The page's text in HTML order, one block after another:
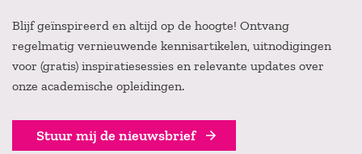
Blijf geïnspireerd en altijd op de hoogte! Ontvang
regelmatig vernieuwende kennisartikelen, uitnodigingen
voor (gratis) inspiratiesessies en relevante updates over
onze academische opleidingen.
Stuur mij de nieuwsbrief